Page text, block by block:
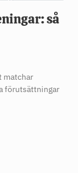
så
matchar
förutsättningar